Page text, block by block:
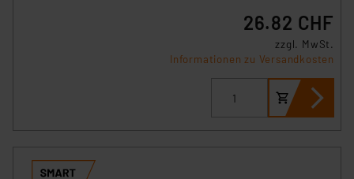
26.82 CHF
zzgl. MwSt.
Informationen zu Versandkosten